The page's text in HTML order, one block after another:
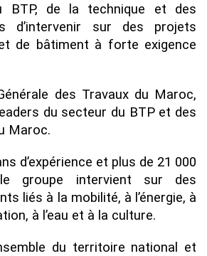
BTP, de la technique et des
d’intervenir sur des projets
de bâtiment à forte exigence
des Travaux du Maroc,
du secteur du BTP et des
Maroc.
d’expérience et plus de 21 000
le groupe intervient sur des
liés à la mobilité, à l’énergie, à
à l’eau et à la culture.
du territoire national et